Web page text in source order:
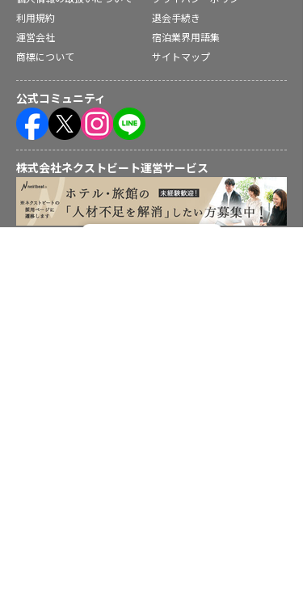
利用規約
退会手続き
運営会社
宿泊業界用語集
商標について
サイトマップ
公式コミュニティ
株式会社ネクストビート運営サービス